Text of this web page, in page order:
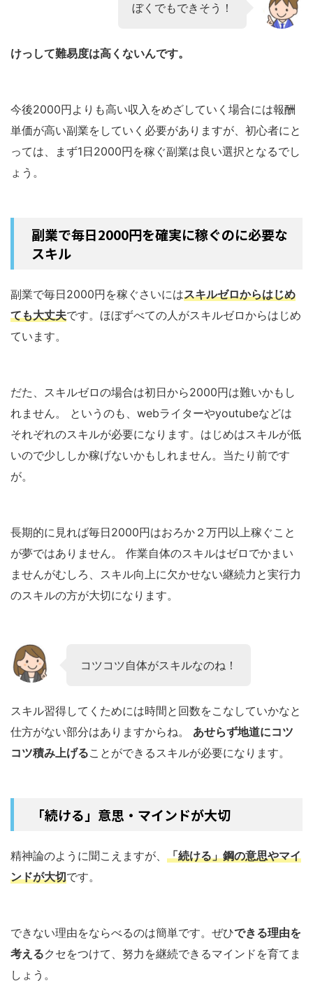
ぼくでもできそう！
けっして難易度は高くないんです。
今後2000円よりも高い収入をめざしていく場合には報酬
単価が高い副業をしていく必要がありますが、初心者にと
っては、まず1日2000円を稼ぐ副業は良い選択となるでし
ょう。
副業で毎日2000円を確実に稼ぐのに必要な
スキル
副業で毎日2000円を稼ぐさいにはスキルゼロからはじめ
ても大丈夫です。ほぼずべての人がスキルゼロからはじめ
ています。
だた、スキルゼロの場合は初日から2000円は難いかもし
れません。 というのも、webライターやyoutubeなどは
それぞれのスキルが必要になります。はじめはスキルが低
いので少ししか稼げないかもしれません。当たり前です
が。
長期的に見れば毎日2000円はおろか２万円以上稼ぐこと
が夢ではありません。 作業自体のスキルはゼロでかまい
ませんがむしろ、スキル向上に欠かせない継続力と実行力
のスキルの方が大切になります。
コツコツ自体がスキルなのね！
スキル習得してくためには時間と回数をこなしていかなと
仕方がない部分はありますからね。 あせらず地道にコツ
コツ積み上げることができるスキルが必要になります。
「続ける」意思・マインドが大切
精神論のように聞こえますが、 「続ける」鋼の意思やマイ
ンドが大切です。
できない理由をならべるのは簡単です。ぜひできる理由を
考えるクセをつけて、努力を継続できるマインドを育てま
しょう。